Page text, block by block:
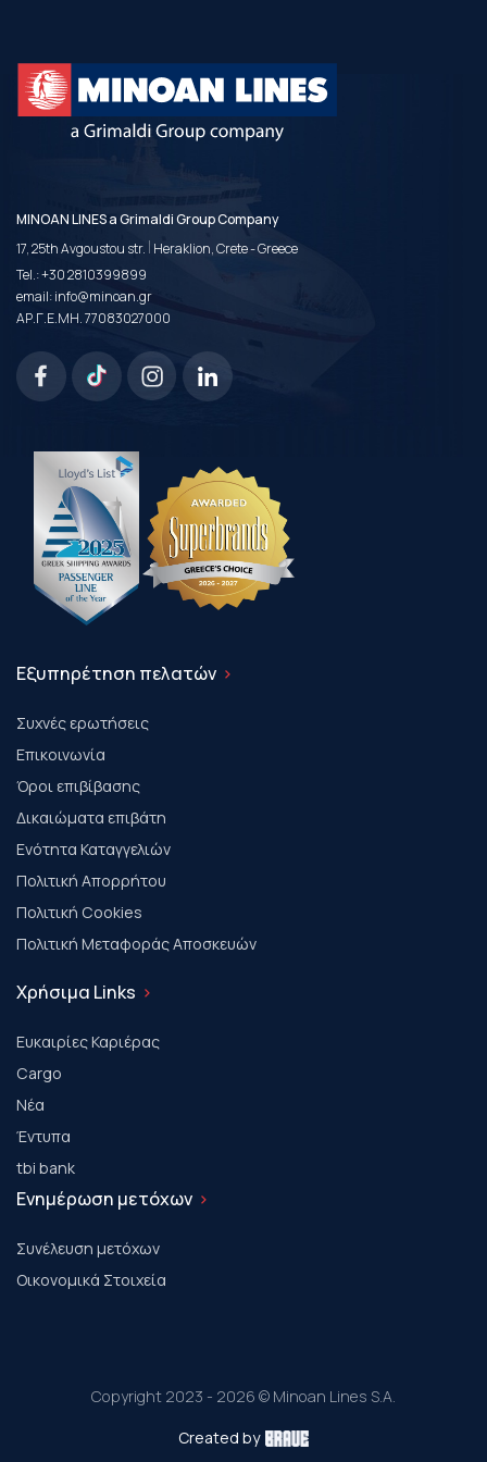
MINOAN LINES a Grimaldi Group Company
17, 25th Avgoustou str. | Heraklion, Crete - Greece
Tel.:+30 2810399899
email:info@minoan.gr
ΑΡ.Γ.Ε.ΜΗ. 77083027000
Εξυπηρέτηση πελατών
Συχνές ερωτήσεις
Επικοινωνία
Όροι επιβίβασης
Δικαιώματα επιβάτη
Ενότητα Καταγγελιών
Πολιτική Απορρήτου
Πολιτική Cookies
Πολιτική Μεταφοράς Αποσκευών
Χρήσιμα Links
Ευκαιρίες Καριέρας
Cargo
Νέα
Έντυπα
tbi bank
Ενημέρωση μετόχων
Συνέλευση μετόχων
Οικονομικά Στοιχεία
Copyright 2023 - 2026 © Minoan Lines S.A.
Created by